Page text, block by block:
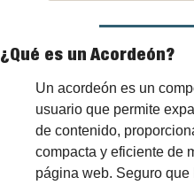
¿Qué es un Acordeón?
Un acordeón es un
usuario que permite
de contenido,
compacta y eficiente de
página web. Seguro